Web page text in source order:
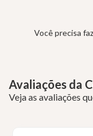
Você precisa
Avaliações da
Veja as avaliações